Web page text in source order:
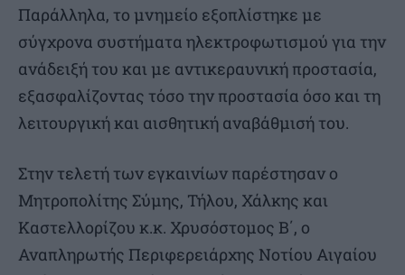
Παράλληλα, το μνημείο εξοπλίστηκε με
σύγχρονα συστήματα ηλεκτροφωτισμού για την
ανάδειξή του και με αντικεραυνική προστασία,
εξασφαλίζοντας τόσο την προστασία όσο και τη
λειτουργική και αισθητική αναβάθμισή του.
Στην τελετή των εγκαινίων παρέστησαν ο
Μητροπολίτης Σύμης, Τήλου, Χάλκης και
Καστελλορίζου κ.κ. Χρυσόστομος Β΄, ο
Αναπληρωτής Περιφερειάρχης Νοτίου Αιγαίου